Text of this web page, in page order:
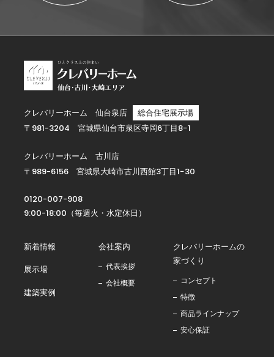
クレバリーホーム 仙台泉店
総合住宅展示場
〒981-3204 宮城県仙台市泉区寺岡6丁目8−1
クレバリーホーム 古川店
〒989-6156 宮城県大崎市古川西館3丁目1−30
0120-007-908
9:00-18:00（毎週火・水定休日）
新着情報
展示場
建築実例
会社案内
代表挨拶
会社概要
クレバリーホームの
家づくり
コンセプト
特徴
商品ラインナップ
安心保証